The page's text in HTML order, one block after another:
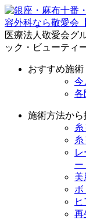
医療法人敬愛会グ
ック・ビューティ
おすすめ施術
今
各
施術方法から
糸
糸
ー
美
ボ
再